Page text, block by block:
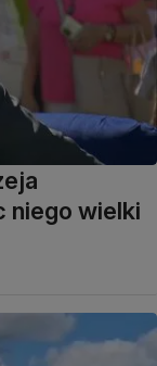
niego wielki